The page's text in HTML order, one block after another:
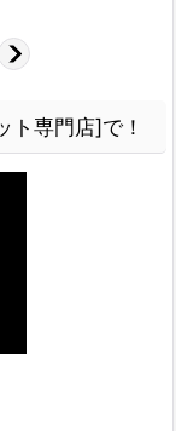
ト専門店]で！